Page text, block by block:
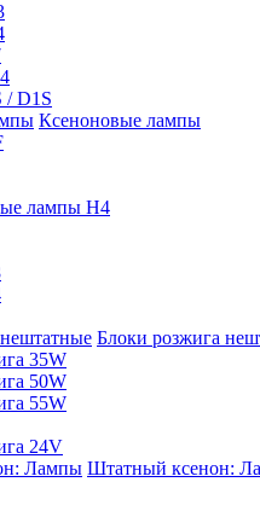
/ D1S
Ксеноновые лампы
лампы H4
Блоки розжига
35W
50W
55W
24V
Штатный ксенон: